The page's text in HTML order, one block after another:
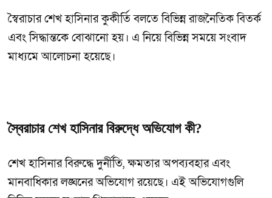
স্বৈরাচার শেখ হাসিনার কুকীর্তি বলতে বিভিন্ন রাজনৈতিক বিতর্ক
এবং সিদ্ধান্তকে বোঝানো হয়। এ নিয়ে বিভিন্ন সময়ে সংবাদ
মাধ্যমে আলোচনা হয়েছে।
স্বৈরাচার শেখ হাসিনার বিরুদ্ধে অভিযোগ কী?
শেখ হাসিনার বিরুদ্ধে দুর্নীতি, ক্ষমতার অপব্যবহার এবং
মানবাধিকার লঙ্ঘনের অভিযোগ রয়েছে। এই অভিযোগগুলি